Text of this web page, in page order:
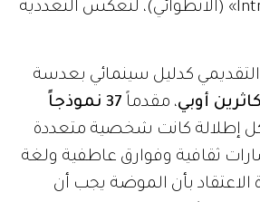
الدراما)، و«Introverso» (الانطوائي)، لتعكس التعددية
كدليل سينمائي بعدسة
كاثرين أوبي، مقدماً
37 نموذجاً
إطلالة كانت شخصية متعددة
ثقافية وفوارق عاطفية ولغة
الاعتقاد بأن الموضة يجب أن